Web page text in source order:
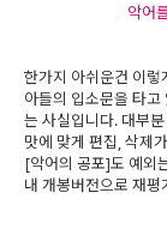
악어
한가지 아쉬운건 이렇
아들의 입소문을 타
는 사실입니다. 대부
맛에 맞게 편집, 삭제
[악어의 공포]도 예외
내 개봉버전으로 재